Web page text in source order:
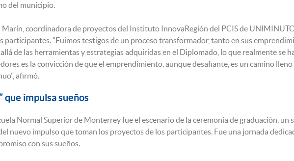
del municipio.
Marín, coordinadora de proyectos del Instituto InnovaRegión del PCIS de
participantes. "Fuimos testigos de un proceso transformador, tanto en sus
de las herramientas y estrategias adquiridas en el Diplomado, lo que realmente se
es la convicción de que el emprendimiento, aunque desafiante, es un camino
afirmó.
que impulsa sueños
Normal Superior de Monterrey fue el escenario de la ceremonia de graduación, un
nuevo impulso que toman los proyectos de los participantes. Fue una jornada
con sus sueños.